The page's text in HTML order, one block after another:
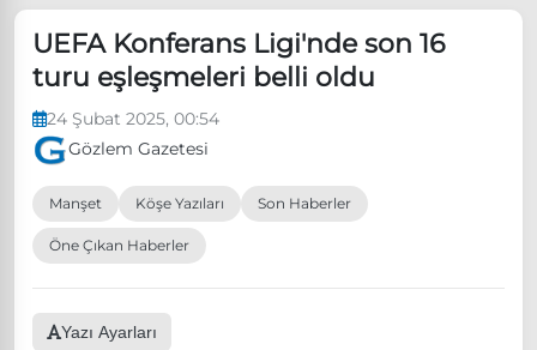
Özgür Özel, Ekrem İmamoğlu’nu ziyaret edecek
Ünlü çift bir etkinliğe daha katılmama kararı aldı
Boykot
UEFA Konferans Ligi'nde son 16
turu eşleşmeleri belli oldu
24 Şubat 2025, 00:54
Gözlem Gazetesi
Manşet Köşe Yazıları Son Haberler
Öne Çıkan Haberler
Yazı Ayarları